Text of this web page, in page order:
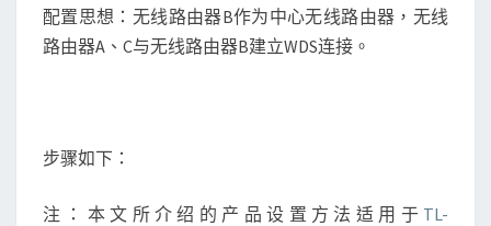
配置思想：无线路由器B作为中心无线路由器，无线
路由器A、C与无线路由器B建立WDS连接。
步骤如下：
注：本文所介绍的产品设置方法适用于 TL-